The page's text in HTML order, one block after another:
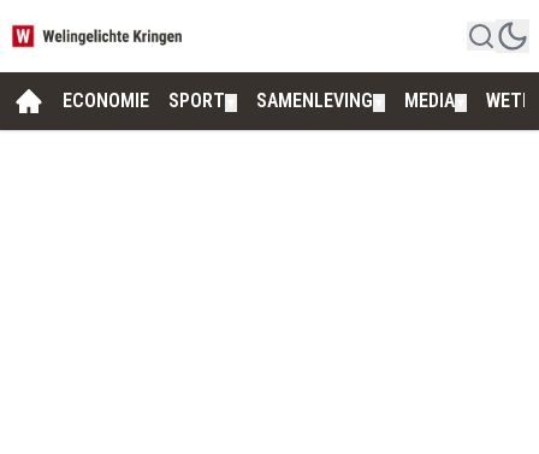
ECONOMIE SPORT SAMENLEVING MEDIA